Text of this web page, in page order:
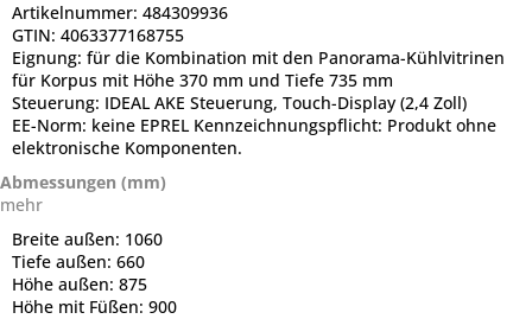
Artikelnummer: 484309936
GTIN: 4063377168755
Eignung: für die Kombination mit den Panorama-Kühlvitrinen
für Korpus mit Höhe 370 mm und Tiefe 735 mm
Steuerung: IDEAL AKE Steuerung, Touch-Display (2,4 Zoll)
EE-Norm: keine EPREL Kennzeichnungspflicht: Produkt ohne
elektronische Komponenten.
Abmessungen (mm)
mehr
Breite außen: 1060
Tiefe außen: 660
Höhe außen: 875
Höhe mit Füßen: 900